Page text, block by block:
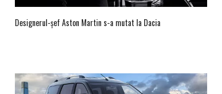
Designerul-șef Aston Martin s-a mutat la Dacia